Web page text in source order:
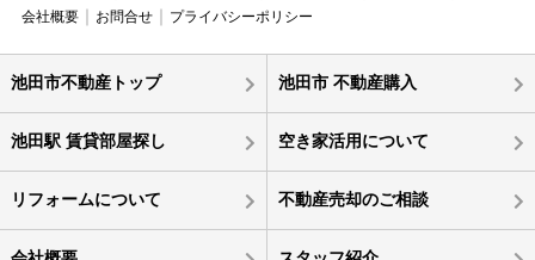
会社概要
お問合せ プライバシーポリシー
池田市不動産トップ 池田市 不動産購入
池田駅 賃貸部屋探し 空き家活用について
リフォームについて 不動産売却のご相談